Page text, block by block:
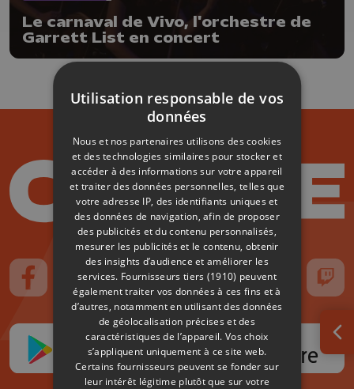
Le carnaval de Vivo, l'orchestre de
Garrett List en concert
Suivez-nous sur FaceBook
Suivez-nous sur Instagram
Suivez-nous sur TikTok
Suivez-nous sur YouTube
Suivez-nous
Utilisation responsable de vos
données
Nous et nos partenaires utilisons des cookies
et des technologies similaires pour stocker et
accéder à des informations sur votre appareil
et traiter des données personnelles, telles que
votre adresse IP, des identifiants uniques et
des données de navigation, afin de proposer
des publicités et du contenu personnalisés,
mesurer les publicités et le contenu, obtenir
des insights d’audience et améliorer les
services. Fournisseurs tiers (1910) peuvent
également traiter vos données à ces fins et à
d’autres, notamment en utilisant des données
de géolocalisation précises et des
caractéristiques de l’appareil. Vos choix
s’appliquent uniquement à ce site web.
Certains fournisseurs peuvent se fonder sur
leur intérêt légitime plutôt que sur votre